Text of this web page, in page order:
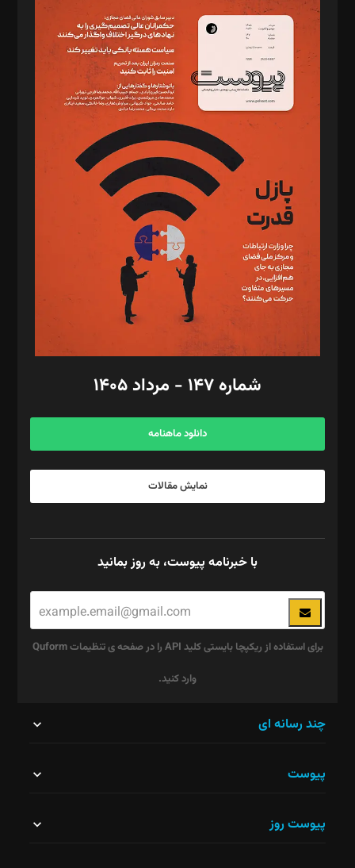
سردبیر: مهرک محمودی
دبیر تحریریه: میثم قاسمی
د‌بیر ناداستان: سمانه سمیع
د‌بیر خدمت و تجارت: ابوالفضل رجبی
د‌بیر حقوق فناوری: حسام‌الدین ایپکچی
د‌بیر پیوست جهان: مینا پاکدل
د‌بیر تحریریه آنلاین: بابک نقاش
تحریریه‌: مجتبی محمود‌ی، آرش برهمند، یسنا امان‌پور، سروش کرمیان،
مصطفی مسجدی آرانی، ابوالفضل رجبی، زهرا فکرانه، فائزه فتحی
رستمی،مصطفی باستان
ویرایش: نگار استاد‌‌آقا
طراح یونیفرم: مجید توکلی
فیلمبرداری و عکاسی: امیر شفیعی، مانی لطفی زاده
گرافیک و صفحه‌آرایی: سید‌سبحان‌علی ثابت
مد‌یر توسعه تجاری: کامبیز برید‌
امور مالی: شاپور رهبری، محمد‌ کاظمی‌نیا
آگهی و مشترکین: ۰۹۱۹۹۹۹۰۴۵۴
شماره ۱۴۷ - مرداد ۱۴۰۵
دانلود ماهنامه
نمایش مقالات
با خبرنامه پیوست، به روز بمانید
برای استفاده از ریکپچا بایستی کلید API را در صفحه ی تنظیمات Quform
وارد کنید.
نباید
چند رسانه ای
پیوست
پیوست روز